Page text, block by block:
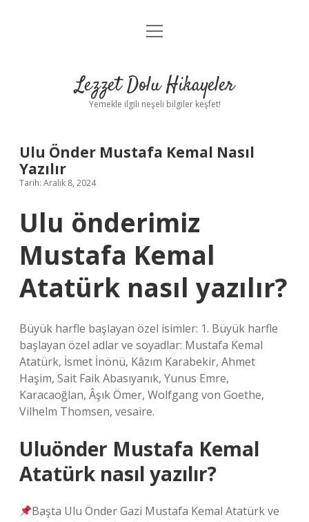
Anasayfa
Yasal Uyarı
menüyü
Lezzet Dolu Hikayeler
Yemekle ilgili neşeli bilgiler keşfet!
Ulu Önder Mustafa Kemal Nasıl
Yazılır
Tarih: Aralık 8, 2024
Ulu önderimiz
Mustafa Kemal
Atatürk nasıl yazılır?
Büyük harfle başlayan özel isimler: 1. Büyük harfle
başlayan özel adlar ve soyadlar: Mustafa Kemal
Atatürk, İsmet İnönü, Kâzım Karabekir, Ahmet
Haşim, Sait Faik Abasıyanık, Yunus Emre,
Karacaoğlan, Âşık Ömer, Wolfgang von Goethe,
Vilhelm Thomsen, vesaire.
Uluönder Mustafa Kemal
Atatürk nasıl yazılır?
Başta Ulu Önder Gazi Mustafa Kemal Atatürk ve